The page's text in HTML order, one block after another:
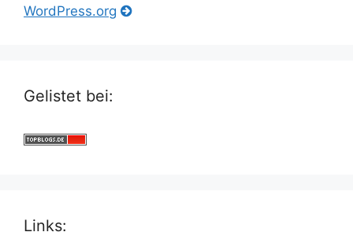
WordPress.org
Gelistet bei:
Links: